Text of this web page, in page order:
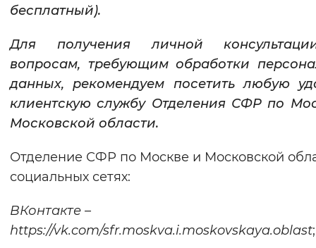
бесплатный).
Для получения личной
вопросам, требующим обработки
данных, рекомендуем посетить любую
клиентскую службу Отделения СФР по
Московской области.
Отделение СФР по Москве и Московской
социальных сетях:
ВКонтакте –
https://vk.com/sfr.moskva.i.moskovskaya.oblast;